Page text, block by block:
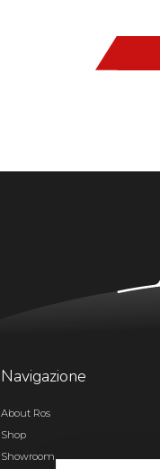
Navigazione
About Ros
Shop
Showroom